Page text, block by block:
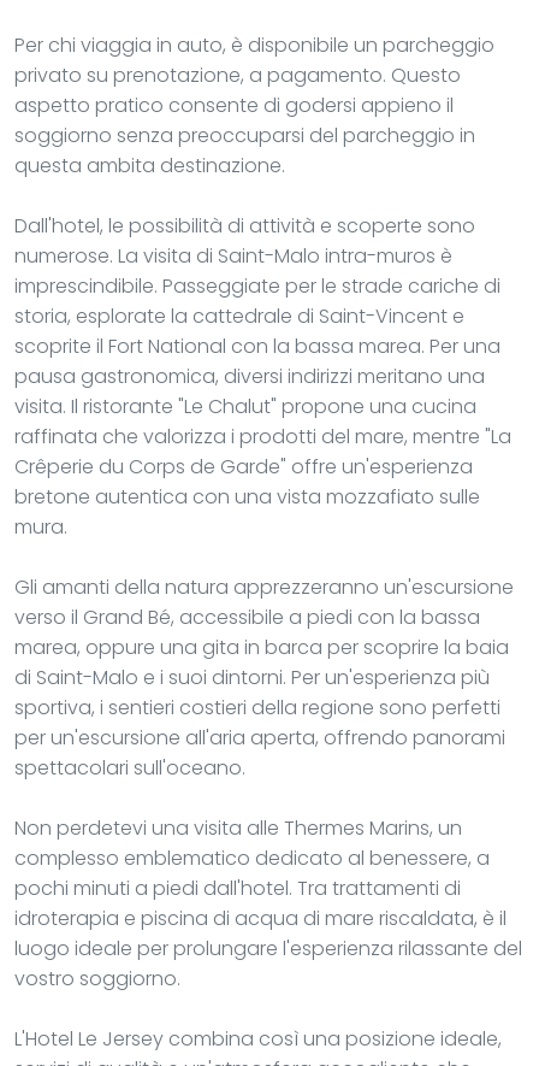
Per chi viaggia in auto, è disponibile un parcheggio
privato su prenotazione, a pagamento. Questo
aspetto pratico consente di godersi appieno il
soggiorno senza preoccuparsi del parcheggio in
questa ambita destinazione.
Dall'hotel, le possibilità di attività e scoperte sono
numerose. La visita di Saint-Malo intra-muros è
imprescindibile. Passeggiate per le strade cariche di
storia, esplorate la cattedrale di Saint-Vincent e
scoprite il Fort National con la bassa marea. Per una
pausa gastronomica, diversi indirizzi meritano una
visita. Il ristorante "Le Chalut" propone una cucina
raffinata che valorizza i prodotti del mare, mentre "La
Crêperie du Corps de Garde" offre un'esperienza
bretone autentica con una vista mozzafiato sulle
mura.
Gli amanti della natura apprezzeranno un'escursione
verso il Grand Bé, accessibile a piedi con la bassa
marea, oppure una gita in barca per scoprire la baia
di Saint-Malo e i suoi dintorni. Per un'esperienza più
sportiva, i sentieri costieri della regione sono perfetti
per un'escursione all'aria aperta, offrendo panorami
spettacolari sull'oceano.
Non perdetevi una visita alle Thermes Marins, un
complesso emblematico dedicato al benessere, a
pochi minuti a piedi dall'hotel. Tra trattamenti di
idroterapia e piscina di acqua di mare riscaldata, è il
luogo ideale per prolungare l'esperienza rilassante del
vostro soggiorno.
L'Hotel Le Jersey combina così una posizione ideale,